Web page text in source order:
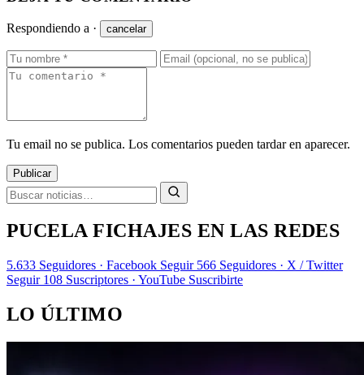
Respondiendo a · cancelar
Tu email no se publica. Los comentarios pueden tardar en aparecer.
Publicar
PUCELA FICHAJES EN LAS REDES
5.633 Seguidores · Facebook Seguir 566 Seguidores · X / Twitter
Seguir 108 Suscriptores · YouTube Suscribirte
LO ÚLTIMO